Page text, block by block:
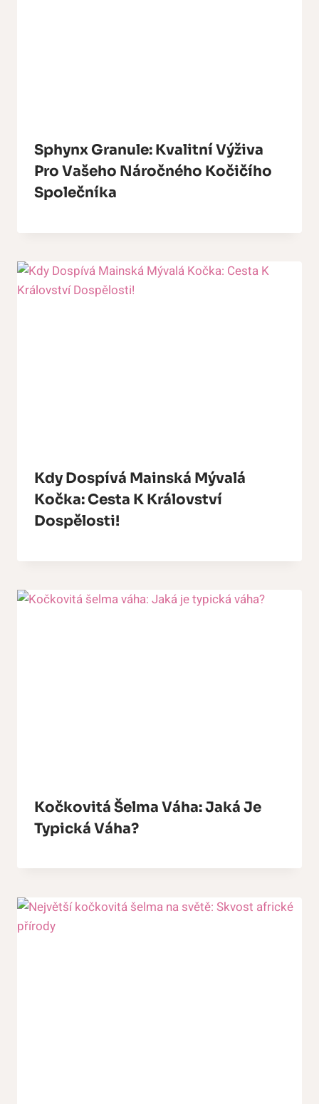
Sphynx Granule: Kvalitní Výživa
Pro Vašeho Náročného Kočičího
Společníka
Kdy Dospívá Mainská Mývalá
Kočka: Cesta K Království
Dospělosti!
Kočkovitá Šelma Váha: Jaká Je
Typická Váha?